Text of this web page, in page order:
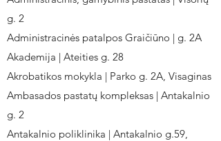
g. 2
Administracinės patalpos Graičiūno | g. 2A
Akademija | Ateities g. 28
Akrobatikos mokykla | Parko g. 2A, Visaginas
Ambasados pastatų kompleksas | Antakalnio
g. 2
Antakalnio poliklinika | Antakalnio g.59,